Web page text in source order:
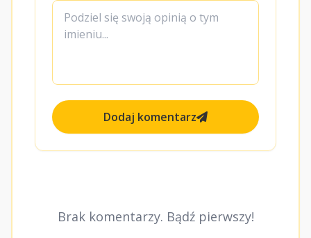
Dodaj komentarz
Brak komentarzy. Bądź pierwszy!